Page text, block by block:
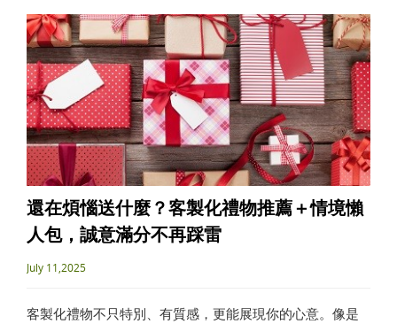
還在煩惱送什麼？客製化禮物推薦＋情境懶
人包，誠意滿分不再踩雷
July 11,2025
客製化禮物不只特別、有質感，更能展現你的心意。像是